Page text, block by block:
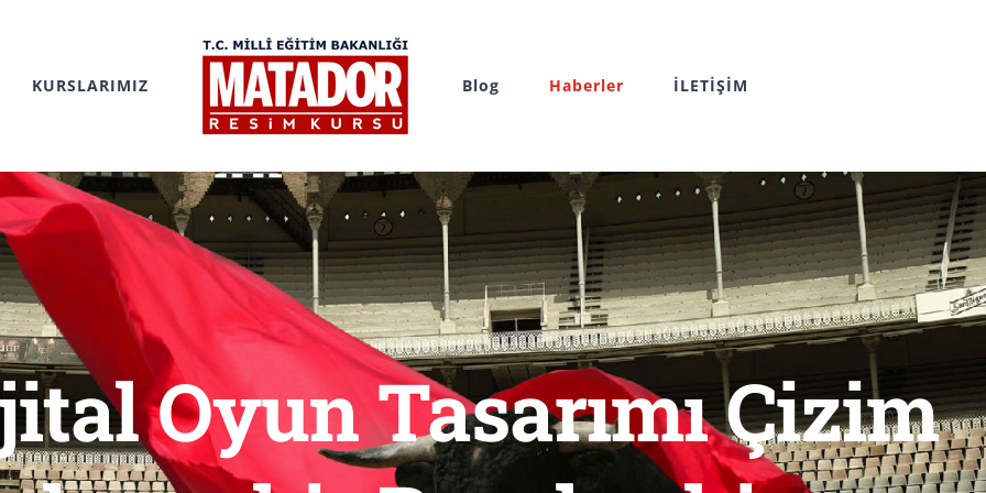
KURSLARIMIZ Blog Haberler İLETİŞİM
Oyun Tasarımı Çizim